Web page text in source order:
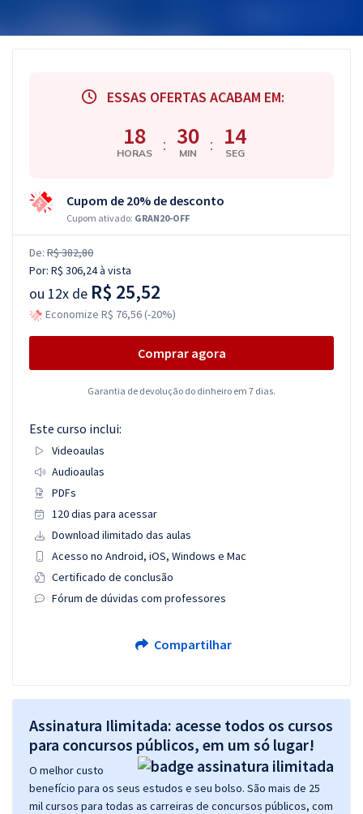
ESSAS OFERTAS ACABAM EM:
18
HORAS : 30
MIN : 13
SEG
Cupom de 20% de desconto
Cupom ativado: GRAN20-OFF
De: R$ 382,80
Por: R$ 306,24à vista
ou 12x de R$ 25,52
Economize R$ 76,56 (-20%)
Comprar agora
Garantia de devolução do dinheiro em 7 dias.
Este curso inclui:
Videoaulas
Audioaulas
PDFs
120 dias para acessar
Download ilimitado das aulas
Acesso no Android, iOS, Windows e Mac
Certificado de conclusão
Fórum de dúvidas com professores
Compartilhar
Assinatura Ilimitada: acesse todos os cursos
para concursos públicos, em um só lugar!
O melhor custo
benefício para os seus estudos e seu bolso. São mais de 25
mil cursos para todas as carreiras de concursos públicos, com